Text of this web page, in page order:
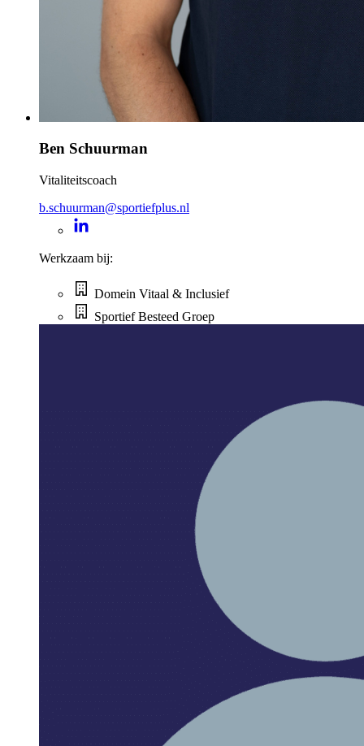
Ben Schuurman
Vitaliteitscoach
b.schuurman@sportiefplus.nl
Werkzaam bij:
Domein Vitaal & Inclusief
Sportief Besteed Groep